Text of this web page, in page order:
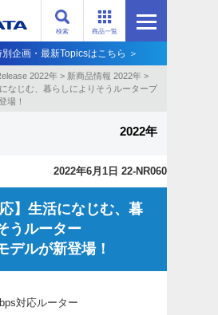
商品一覧
検索
企画・最新Topicsはこちら ＞
2022年 > 新商品情報 2022年 >
なじむ、暮らしによりそうルータープ
場！
2022年
2022年6月1日 22-NR060
】生活になじむ、暮
うルーター
デルが新登場！
対応ルーター